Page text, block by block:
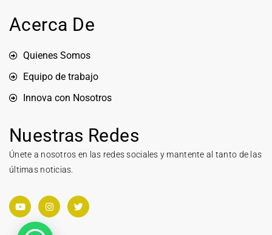
Acerca De
Quienes Somos
Equipo de trabajo
Innova con Nosotros
Nuestras Redes
Únete a nosotros en las redes sociales y mantente al tanto de las
últimas noticias.